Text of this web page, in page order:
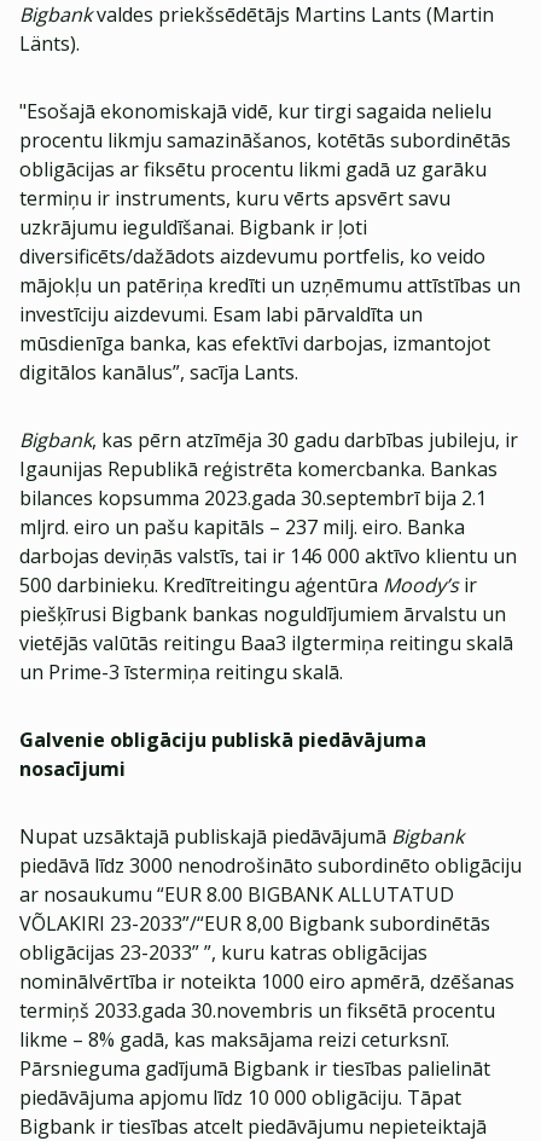
Bigbankvaldes priekšsēdētājs Martins Lants (Martin
Länts).
"Esošajā ekonomiskajā vidē, kur tirgi sagaida nelielu
procentu likmju samazināšanos, kotētās subordinētās
obligācijas ar fiksētu procentu likmi gadā uz garāku
termiņu ir instruments, kuru vērts apsvērt savu
uzkrājumu ieguldīšanai. Bigbank ir ļoti
diversificēts/dažādots aizdevumu portfelis, ko veido
mājokļu un patēriņa kredīti un uzņēmumu attīstības un
investīciju aizdevumi. Esam labi pārvaldīta un
mūsdienīga banka, kas efektīvi darbojas, izmantojot
digitālos kanālus”, sacīja Lants.
Bigbank, kas pērn atzīmēja 30 gadu darbības jubileju, ir
Igaunijas Republikā reģistrēta komercbanka. Bankas
bilances kopsumma 2023.gada 30.septembrī bija 2.1
mljrd. eiro un pašu kapitāls – 237 milj. eiro. Banka
darbojas deviņās valstīs, tai ir 146 000 aktīvo klientu un
500 darbinieku. Kredītreitingu aģentūra Moody’sir
piešķīrusi Bigbank bankas noguldījumiem ārvalstu un
vietējās valūtās reitingu Baa3 ilgtermiņa reitingu skalā
un Prime-3 īstermiņa reitingu skalā.
Galvenie obligāciju publiskā piedāvājuma
nosacījumi
Nupat uzsāktajā publiskajā piedāvājumā Bigbank
piedāvā līdz 3000 nenodrošināto subordinēto obligāciju
ar nosaukumu “EUR 8.00 BIGBANK ALLUTATUD
VÕLAKIRI 23-2033”/“EUR 8,00 Bigbank subordinētās
obligācijas 23-2033” ”, kuru katras obligācijas
nominālvērtība ir noteikta 1000 eiro apmērā, dzēšanas
termiņš 2033.gada 30.novembris un fiksētā procentu
likme – 8% gadā, kas maksājama reizi ceturksnī.
Pārsnieguma gadījumā Bigbank ir tiesības palielināt
piedāvājuma apjomu līdz 10 000 obligāciju. Tāpat
Bigbank ir tiesības atcelt piedāvājumu nepieteiktajā